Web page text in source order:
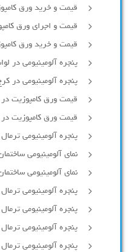
قیمت و خرید ورق
قیمت و اجرای ورق
قیمت و خرید ورق
پنجره آلومینیومی در
پنجره آلومینیومی در
قیمت ورق کامپوزیت
قیمت ورق کامپوزیت
پنجره آلومینیومی
نمای آلومینیومی
نمای آلومینیومی
پنجره آلومینیومی
پنجره آلومینیومی
پنجره آلومینیومی
پنجره آلومینیومی